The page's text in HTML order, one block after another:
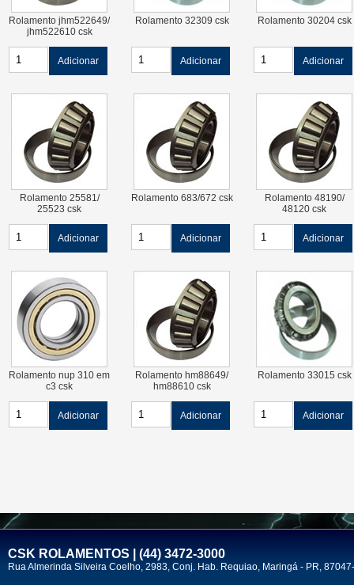
Rolamento jhm522649/
jhm522610 csk
Adicionar
Rolamento 32309 csk
Adicionar
Rolamento 30204 csk
Adicionar
Rolamento 25581/
25523 csk
Adicionar
Rolamento 683/672 csk
Adicionar
Rolamento 48190/
48120 csk
Adicionar
Rolamento nup 310 em
c3 csk
Adicionar
Rolamento hm88649/
hm88610 csk
Adicionar
Rolamento 33015 csk
Adicionar
CSK ROLAMENTOS | (44) 3472-3000
Rua Almerinda Silveira Coelho, 2983, Conj. Hab. Requiao, Maringá - PR,